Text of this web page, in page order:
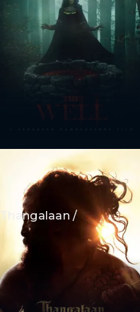
Thangalaan /